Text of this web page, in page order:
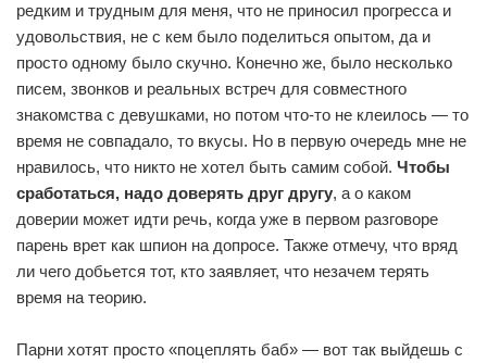
редким и трудным для меня, что не приносил прогресса и
удовольствия, не с кем было поделиться опытом, да и
просто одному было скучно. Конечно же, было несколько
писем, звонков и реальных встреч для совместного
знакомства с девушками, но потом что-то не клеилось — то
время не совпадало, то вкусы. Но в первую очередь мне не
нравилось, что никто не хотел быть самим собой. Чтобы
сработаться, надо доверять друг другу, а о каком
доверии может идти речь, когда уже в первом разговоре
парень врет как шпион на допросе. Также отмечу, что вряд
ли чего добьется тот, кто заявляет, что незачем терять
время на теорию.
Парни хотят просто «поцеплять баб» — вот так выйдешь с